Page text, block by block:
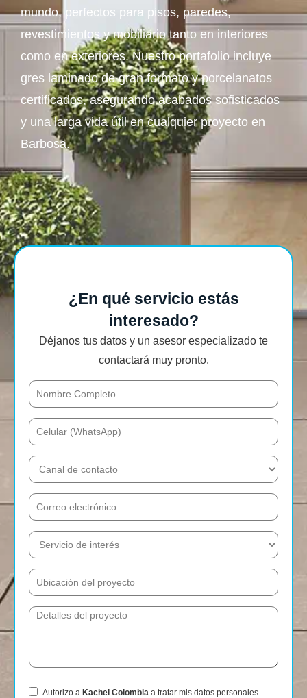
mundo, perfectos para pisos, paredes,
revestimientos y mobiliario tanto en interiores
como en exteriores. Nuestro portafolio incluye
gres laminado de gran formato y porcelanatos
certificados, asegurando acabados sofisticados
y una larga vida útil en cualquier proyecto en
Barbosa.
¿En qué servicio estás
interesado?
Déjanos tus datos y un asesor especializado te
contactará muy pronto.
Autorizo a Kachel Colombia a tratar mis datos personales